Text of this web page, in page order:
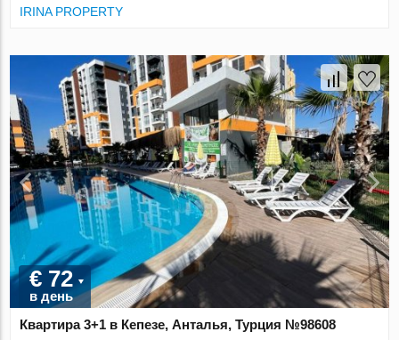
IRINA PROPERTY
€ 72
в день
Квартира 3+1 в Кепезе, Анталья, Турция №98608